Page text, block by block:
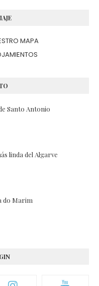
MAPA
Santo Antonio
linda del Algarve
do Marim